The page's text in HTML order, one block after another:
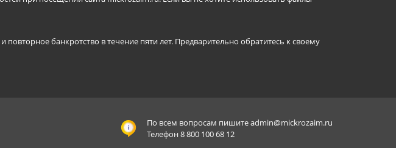
банкротство в течение пяти лет. Предварительно обратитесь к своему
По всем вопросам пишитеadmin@mickrozaim.ru
Телефон 8 800 100 68 12